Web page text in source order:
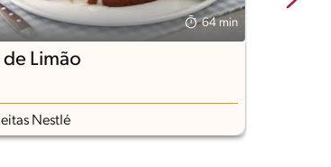
64 min
de Limão
Nestlé